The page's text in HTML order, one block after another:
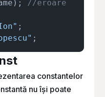
//eroare
constantelor
nu își poate